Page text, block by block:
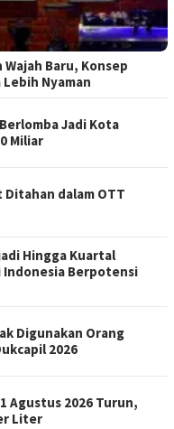
Baru, Konsep
Nyaman
Jadi Kota
Miliar
dalam OTT
Hingga Kuartal
Indonesia Berpotensi
Digunakan Orang
2026
Agustus 2026 Turun,
Liter